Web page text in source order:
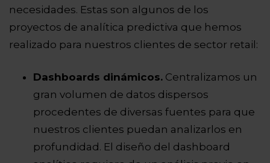
necesidades. Estas son algunos de los
proyectos de analítica predictiva que hemos
realizado para nuestros clientes de sector retail:
Dashboards dinámicos. Centralizamos un
gran volumen de datos dispersos
procedentes de diversas fuentes para que
nuestros clientes puedan analizarlos en
profundidad. El diseño del dashboard